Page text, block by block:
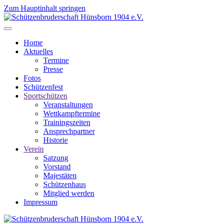
Zum Hauptinhalt springen
Home
Aktuelles
Termine
Presse
Fotos
Schützenfest
Sportschützen
Veranstaltungen
Wettkampftermine
Trainingszeiten
Ansprechpartner
Historie
Verein
Satzung
Vorstand
Majestäten
Schützenhaus
Mitglied werden
Impressum